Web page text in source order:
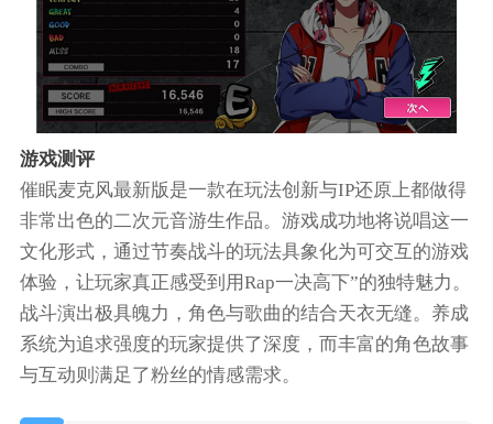
游戏测评
催眠麦克风最新版是一款在玩法创新与IP还原上都做得
非常出色的二次元音游生作品。游戏成功地将说唱这一
文化形式，通过节奏战斗的玩法具象化为可交互的游戏
体验，让玩家真正感受到用Rap一决高下”的独特魅力。
战斗演出极具魄力，角色与歌曲的结合天衣无缝。养成
系统为追求强度的玩家提供了深度，而丰富的角色故事
与互动则满足了粉丝的情感需求。